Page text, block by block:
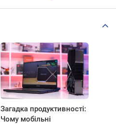
Загадка продуктивності:
Чому мобільні